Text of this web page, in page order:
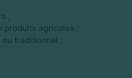
;
produits agricoles ;
traditionnel ;